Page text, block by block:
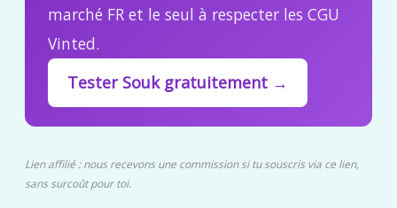
marché FR et le seul à respecter les CGU
Vinted.
Tester Souk gratuitement →
Lien affilié : nous recevons une commission si tu souscris via ce lien,
sans surcoût pour toi.